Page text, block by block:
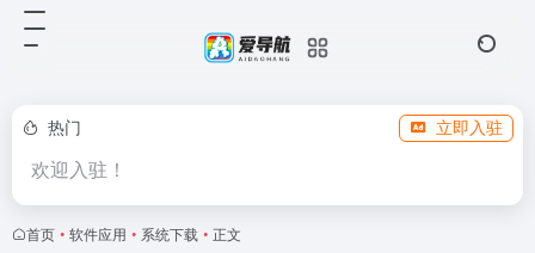
热门 立即入驻
欢迎入驻！
首页 • 软件应用 • 系统下载 • 正文